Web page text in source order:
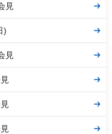
見
)
見